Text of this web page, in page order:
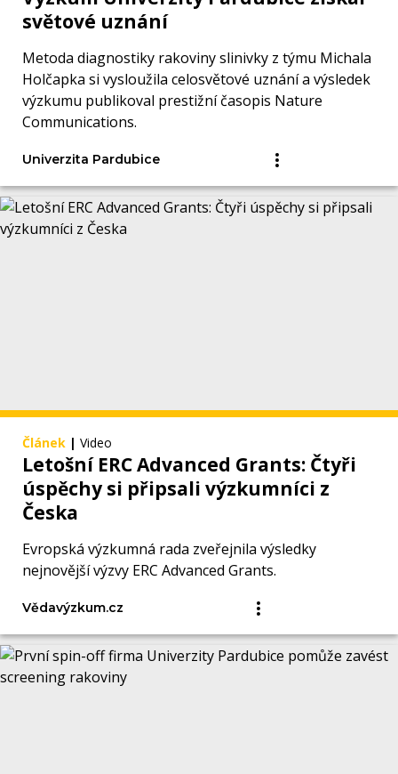
světové uznání
Metoda diagnostiky rakoviny slinivky z týmu Michala
Holčapka si vysloužila celosvětové uznání a výsledek
výzkumu publikoval prestižní časopis Nature
Communications.
Univerzita Pardubice
Článek | Video
Letošní ERC Advanced Grants: Čtyři
úspěchy si připsali výzkumníci z
Česka
Evropská výzkumná rada zveřejnila výsledky
nejnovější výzvy ERC Advanced Grants.
Vědavýzkum.cz